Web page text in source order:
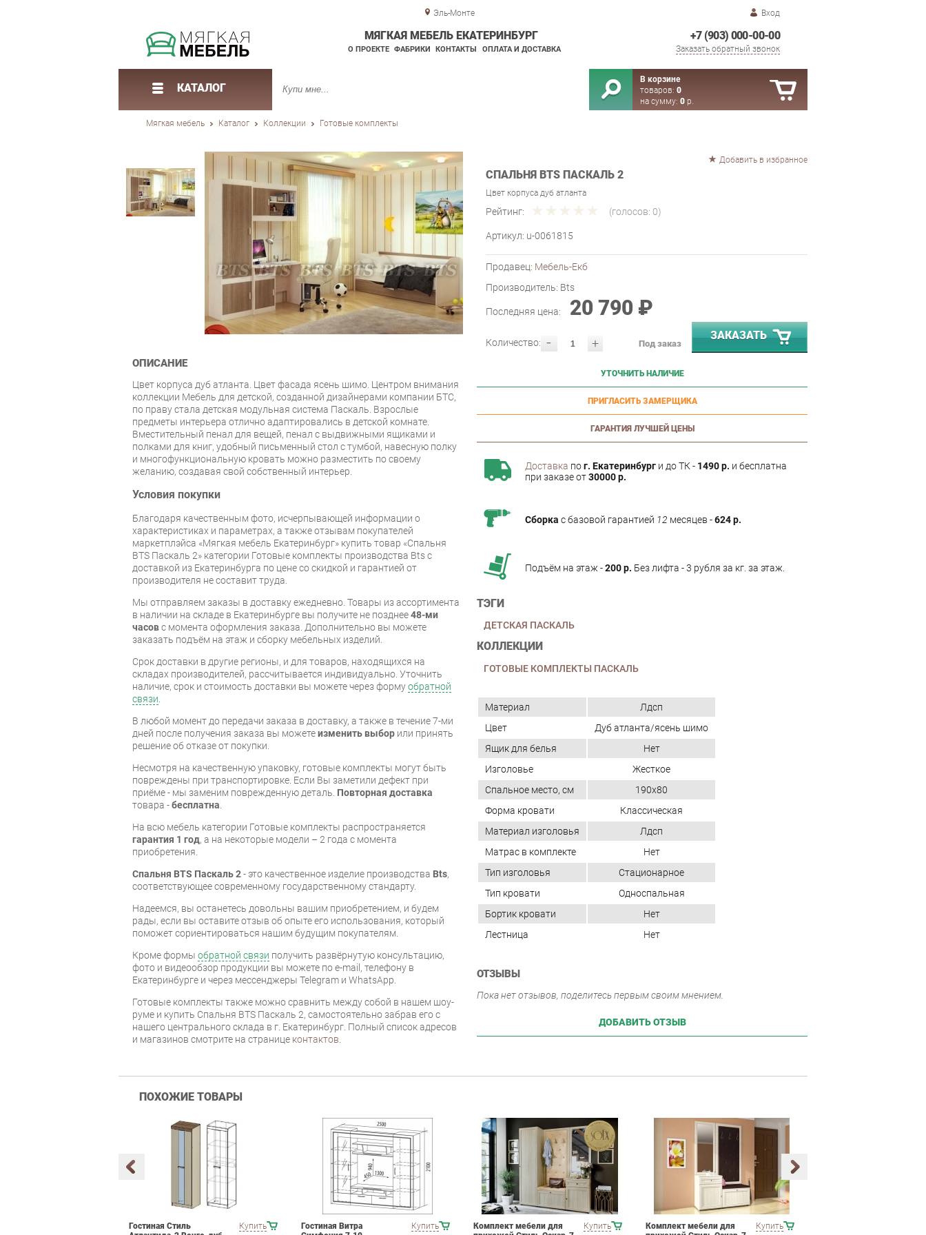
Эль-Монте Вход
+7 (903) 000-00-00
Заказать обратный звонок
МЯГКАЯ МЕБЕЛЬ ЕКАТЕРИНБУРГ
О ПРОЕКТЕ ФАБРИКИ КОНТАКТЫ ОПЛАТА И ДОСТАВКА
КАТАЛОГ
В корзине
товаров: 0
на сумму: 0 р.
Мягкая мебель Каталог Коллекции Готовые комплекты
Добавить в избранное
СПАЛЬНЯ BTS ПАСКАЛЬ 2
Цвет корпуса дуб атланта
Рейтинг: (голосов: 0)
Артикул: u-0061815
Продавец: Мебель-Екб
Производитель: Bts
Последняя цена: 20 790 ₽
- +
Количество: Под заказ
ЗАКАЗАТЬ
УТОЧНИТЬ НАЛИЧИЕ
ПРИГЛАСИТЬ ЗАМЕРЩИКА
ГАРАНТИЯ ЛУЧШЕЙ ЦЕНЫ
Доставка пог. Екатеринбург и до ТК - 1490 р. и бесплатна
при заказе от30000 р.
Сборка с базовой гарантией 12 месяцев -624 р.
Подъём на этаж -200 р. Без лифта - 3 рубля за кг. за этаж.
ТЭГИ
ДЕТСКАЯ ПАСКАЛЬ
КОЛЛЕКЦИИ
ГОТОВЫЕ КОМПЛЕКТЫ ПАСКАЛЬ
ОПИСАНИЕ
Цвет корпуса дуб атланта. Цвет фасада ясень шимо. Центром внимания
коллекции Мебель для детской, созданной дизайнерами компании БТС,
по праву стала детская модульная система Паскаль. Взрослые
предметы интерьера отлично адаптировались в детской комнате.
Вместительный пенал для вещей, пенал с выдвижными ящиками и
полками для книг, удобный письменный стол с тумбой, навесную полку
и многофункциональную кровать можно разместить по своему
желанию, создавая свой собственный интерьер.
Условия покупки
Благодаря качественным фото, исчерпывающей информации о
характеристиках и параметрах, а также отзывам покупателей
маркетплэйса «Мягкая мебель Екатеринбург» купить товар «Спальня
BTS Паскаль 2» категории Готовые комплекты производства Bts с
доставкой из Екатеринбурга по цене со скидкой и гарантией от
производителя не составит труда.
Мы отправляем заказы в доставку ежедневно. Товары из ассортимента
в наличии на складе в Екатеринбурге вы получите не позднее48-ми
часовс момента оформления заказа. Дополнительно вы можете
заказать подъём на этаж и сборку мебельных изделий.
Срок доставки в другие регионы, и для товаров, находящихся на
складах производителей, рассчитывается индивидуально. Уточнить
наличие, срок и стоимость доставки вы можете через формуобратной
связи.
В любой момент до передачи заказа в доставку, а также в течение 7-ми
дней после получения заказа вы можетеизменить выбор или принять
решение об отказе от покупки.
Несмотря на качественную упаковку, готовые комплекты могут быть
повреждены при транспортировке. Если Вы заметили дефект при
приёме - мы заменим поврежденную деталь. Повторная доставка
товара -бесплатна.
На всю мебель категории Готовые комплекты распространяется
гарантия 1 год, а на некоторые модели – 2 года с момента
приобретения.
Спальня BTS Паскаль 2- это качественное изделие производства Bts,
соответствующее современному государственному стандарту.
Надеемся, вы останетесь довольны вашим приобретением, и будем
рады, если вы оставите отзыв об опыте его использования, который
поможет сориентироваться нашим будущим покупателям.
Кроме формы обратной связи получить развёрнутую консультацию,
фото и видеообзор продукции вы можете по e-mail, телефону в
Екатеринбурге и через мессенджеры Telegram и WhatsApp.
Готовые комплекты также можно сравнить между собой в нашем шоу-
руме и купить Спальня BTS Паскаль 2, самостоятельно забрав его с
нашего центрального склада в г. Екатеринбург. Полный список адресов
и магазинов смотрите на странице контактов.
Материал
Лдсп
Цвет
Дуб атланта/ясень шимо
Ящик для белья
Нет
Изголовье
Жесткое
Спальное место, см
190x80
Форма кровати
Классическая
Материал изголовья
Лдсп
Матрас в комплекте
Нет
Тип изголовья
Стационарное
Тип кровати
Односпальная
Бортик кровати
Нет
Лестница
Нет
ОТЗЫВЫ
Пока нет отзывов, поделитесь первым своим мнением.
ДОБАВИТЬ ОТЗЫВ
ПОХОЖИЕ ТОВАРЫ
Купить
Гостиная Стиль
Купить
Гостиная Витра
Купить
Комплект мебели для
Купить
Комплект мебели для